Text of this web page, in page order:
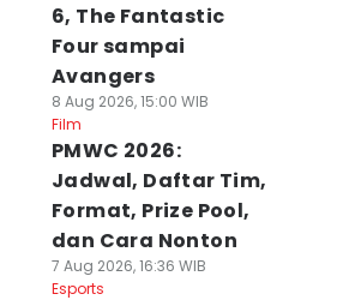
6, The Fantastic
Four sampai
Avangers
8 Aug 2026, 15:00 WIB
Film
PMWC 2026:
Jadwal, Daftar Tim,
Format, Prize Pool,
dan Cara Nonton
7 Aug 2026, 16:36 WIB
Esports